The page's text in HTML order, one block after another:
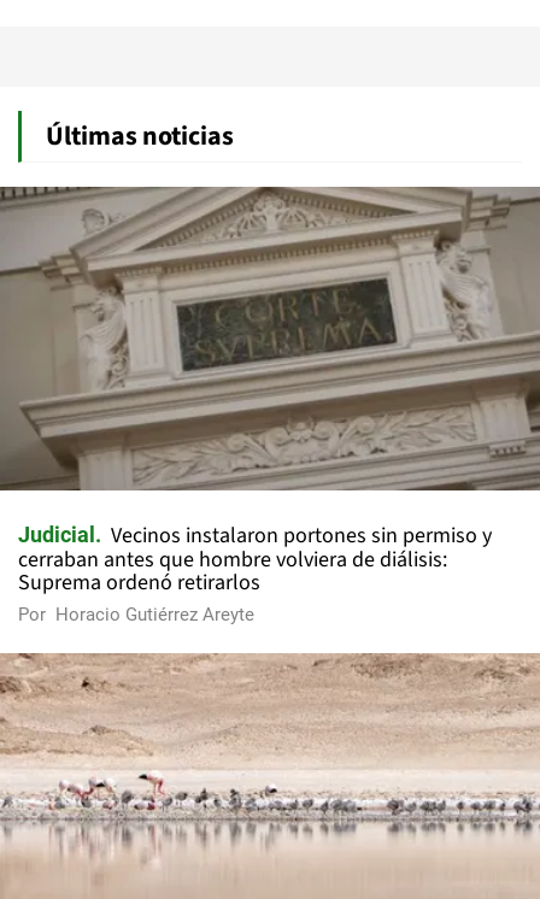
Últimas noticias
Judicial
Vecinos instalaron portones sin permiso y
cerraban antes que hombre volviera de diálisis:
Suprema ordenó retirarlos
Por Horacio Gutiérrez Areyte